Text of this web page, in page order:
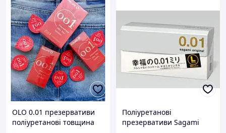
OLO 0.01 презервативи
поліуретанові товщина
Поліуретанові
презервативи Sagami